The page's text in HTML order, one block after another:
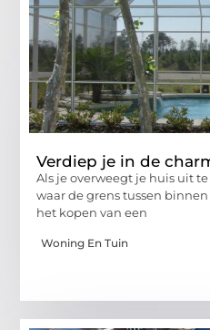
Verdiep je in de
Als je overweegt je huis uit
waar de grens tussen
het kopen van een
Woning En Tuin